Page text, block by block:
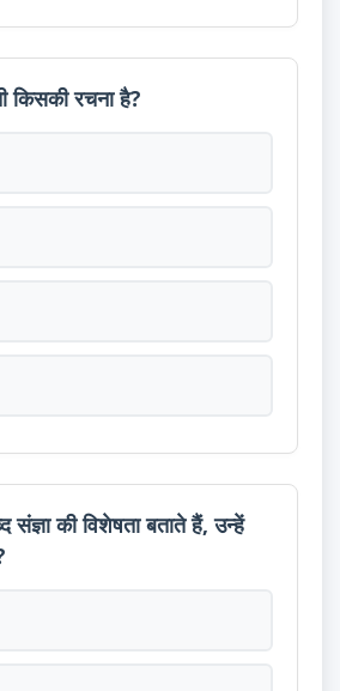
किसकी रचना है?
संज्ञा की विशेषता बताते हैं, उन्हें